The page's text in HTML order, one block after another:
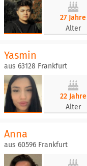
27 Jahre
Alter
Yasmin
aus 63128 Frankfurt
22 Jahre
Alter
Anna
aus 60596 Frankfurt